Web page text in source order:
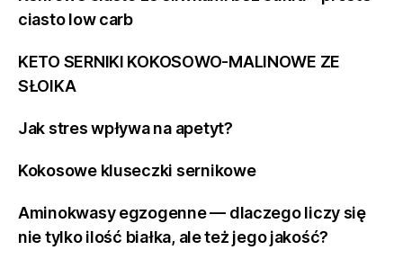
ciasto low carb
KETO SERNIKI KOKOSOWO-MALINOWE ZE
SŁOIKA
Jak stres wpływa na apetyt?
Kokosowe kluseczki sernikowe
Aminokwasy egzogenne — dlaczego liczy się
nie tylko ilość białka, ale też jego jakość?